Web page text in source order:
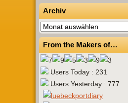
Archiv
Archiv
From the Makers of…
Users Today : 231
Users Yesterday : 777